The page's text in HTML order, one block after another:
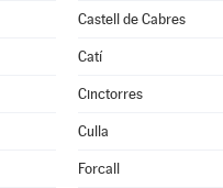
Castell de Cabres
Catí
Cinctorres
Culla
Forcall